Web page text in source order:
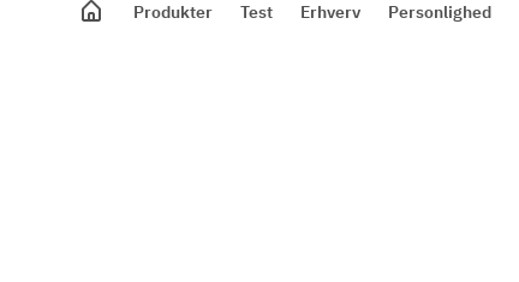
Produkter Test Erhverv Personlighed